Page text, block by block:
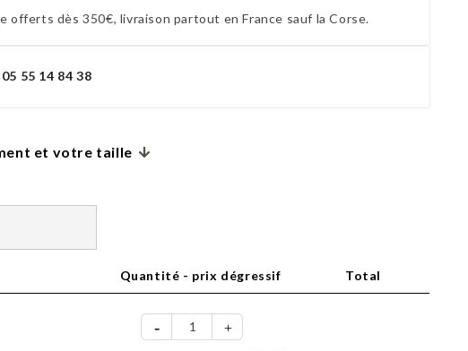
offerts dès 350€, livraison partout en France sauf la Corse.
05 55 14 84 38
et votre taille
Quantité - prix dégressif Total